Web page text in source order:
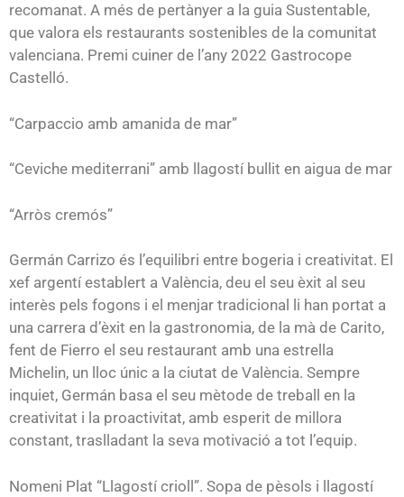
recomanat. A més de pertànyer a la guia Sustentable,
que valora els restaurants sostenibles de la comunitat
valenciana. Premi cuiner de l’any 2022 Gastrocope
Castelló.
“Carpaccio amb amanida de mar”
“Ceviche mediterrani” amb llagostí bullit en aigua de mar
“Arròs cremós”
Germán Carrizo és l’equilibri entre bogeria i creativitat. El
xef argentí establert a València, deu el seu èxit al seu
interès pels fogons i el menjar tradicional li han portat a
una carrera d’èxit en la gastronomia, de la mà de Carito,
fent de Fierro el seu restaurant amb una estrella
Michelin, un lloc únic a la ciutat de València. Sempre
inquiet, Germán basa el seu mètode de treball en la
creativitat i la proactivitat, amb esperit de millora
constant, traslladant la seva motivació a tot l’equip.
Nomeni Plat “Llagostí crioll”. Sopa de pèsols i llagostí